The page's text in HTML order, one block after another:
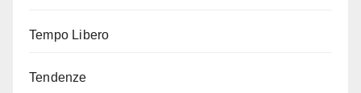
Tempo Libero
Tendenze